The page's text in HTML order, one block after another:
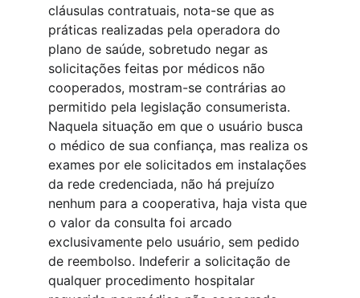
cláusulas contratuais, nota-se que as
práticas realizadas pela operadora do
plano de saúde, sobretudo negar as
solicitações feitas por médicos não
cooperados, mostram-se contrárias ao
permitido pela legislação consumerista.
Naquela situação em que o usuário busca
o médico de sua confiança, mas realiza os
exames por ele solicitados em instalações
da rede credenciada, não há prejuízo
nenhum para a cooperativa, haja vista que
o valor da consulta foi arcado
exclusivamente pelo usuário, sem pedido
de reembolso. Indeferir a solicitação de
qualquer procedimento hospitalar